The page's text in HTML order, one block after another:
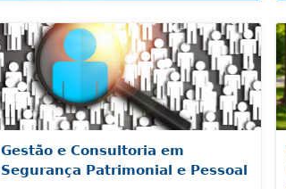
Gestão e Consultoria em
Segurança Patrimonial e Pessoal